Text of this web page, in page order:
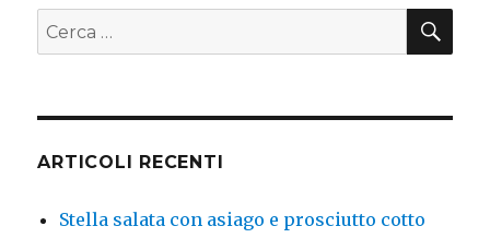
Cerca:
ARTICOLI RECENTI
Stella salata con asiago e prosciutto cotto